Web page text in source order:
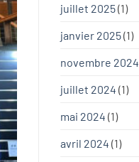
juillet 2025(1)
janvier 2025(1)
novembre 2024
juillet 2024 (1)
mai 2024 (1)
avril 2024 (1)